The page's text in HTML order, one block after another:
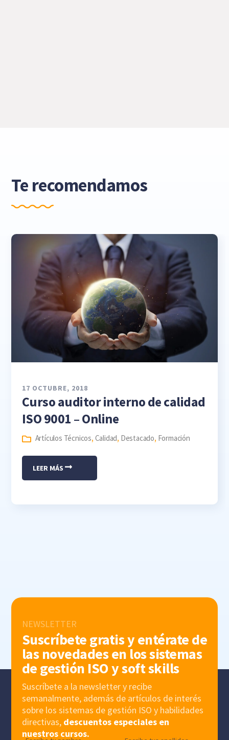
Te recomendamos
17 OCTUBRE, 2018
Curso auditor interno de calidad
ISO 9001 – Online
Artículos Técnicos, Calidad, Destacado, Formación
LEER MÁS
NEWSLETTER
Suscríbete gratis y entérate de
las novedades en los sistemas
de gestión ISO y soft skills
Suscríbete a la newsletter y recibe
semanalmente, además de artículos de interés
sobre los sistemas de gestión ISO y habilidades
directivas, descuentos especiales en
nuestros cursos.